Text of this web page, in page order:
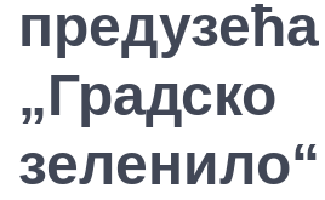
предузећа
„Градско